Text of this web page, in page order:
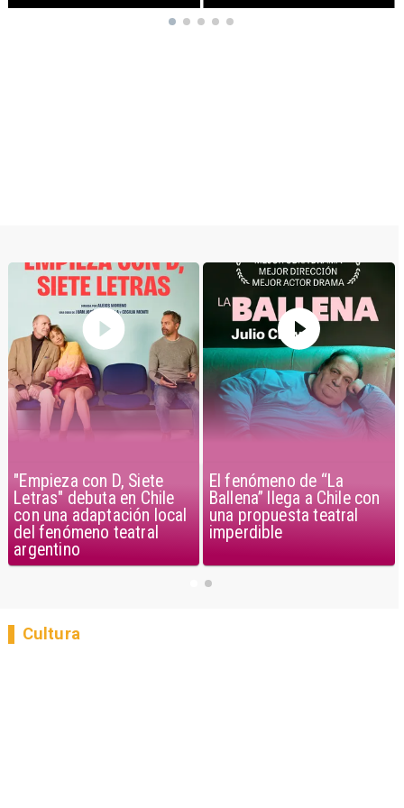
"Empieza con D, Siete
Letras" debuta en Chile
con una adaptación local
del fenómeno teatral
argentino
El fenómeno de “La
Ballena” llega a Chile con
una propuesta teatral
imperdible
Cultura